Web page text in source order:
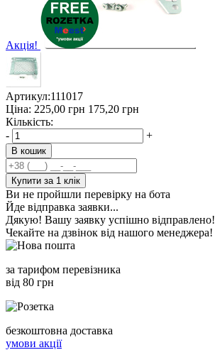
Акція!
Артикул:111017
Ціна: 225,00 грн 175,20 грн
Кількість:
-
+
В кошик
Купити за 1 клiк
Ви не пройшли перевірку на бота
Йде відправка заявки...
Дякую! Вашу заявку успішно відправлено!
Чекайте на дзвінок від нашого менеджера!
за тарифом перевізника
від 80 грн
безкоштовна доставка
умови акції